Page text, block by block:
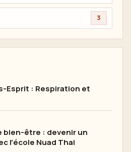
3
Esprit : Respiration et
bien-être : devenir un
l'école Nuad Thai